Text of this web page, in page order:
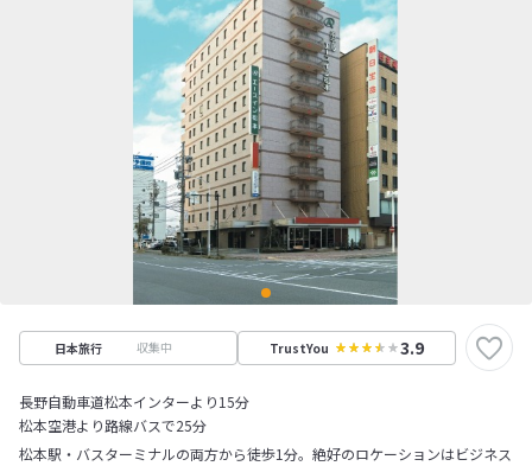
日本旅行 収集中 TrustYou 3.9
長野自動車道松本インターより15分
松本空港より路線バスで25分
松本駅・バスターミナルの両方から徒歩1分。絶好のロケーションはビジネス